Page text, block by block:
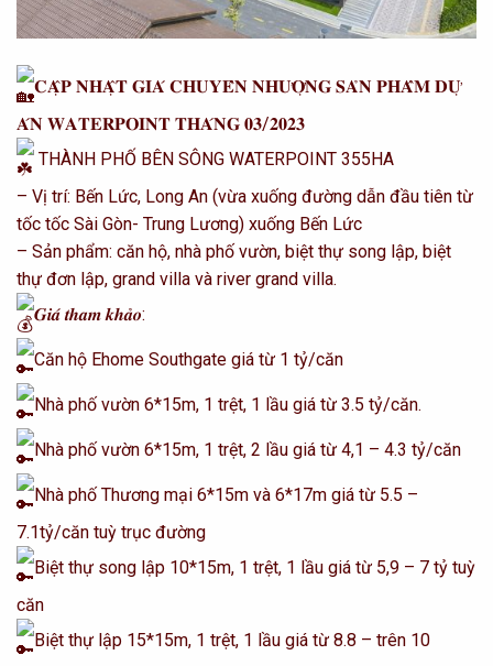
𝐂𝐀̣̂𝐏 𝐍𝐇𝐀̣̂𝐓 𝐆𝐈𝐀́ 𝐂𝐇𝐔𝐘𝐄̂̉𝐍 𝐍𝐇𝐔̛𝐎̛̣𝐍𝐆 𝐒𝐀̉𝐍 𝐏𝐇𝐀̂̉𝐌 𝐃𝐔̛̣
𝐀́𝐍 𝐖𝐀𝐓𝐄𝐑𝐏𝐎𝐈𝐍𝐓 𝐓𝐇𝐀́𝐍𝐆 𝟎𝟑/𝟐𝟎𝟐𝟑
THÀNH PHỐ BÊN SÔNG WATERPOINT 355HA
– Vị trí: Bến Lức, Long An (vừa xuống đường dẫn đầu tiên từ
tốc tốc Sài Gòn- Trung Lương) xuống Bến Lức
– Sản phẩm: căn hộ, nhà phố vườn, biệt thự song lập, biệt
thự đơn lập, grand villa và river grand villa.
𝑮𝒊𝒂́ 𝒕𝒉𝒂𝒎 𝒌𝒉𝒂̉𝒐:
Căn hộ Ehome Southgate giá từ 1 tỷ/căn
Nhà phố vườn 6*15m, 1 trệt, 1 lầu giá từ 3.5 tỷ/căn.
Nhà phố vườn 6*15m, 1 trệt, 2 lầu giá từ 4,1 – 4.3 tỷ/căn
Nhà phố Thương mại 6*15m và 6*17m giá từ 5.5 –
7.1tỷ/căn tuỳ trục đường
Biệt thự song lập 10*15m, 1 trệt, 1 lầu giá từ 5,9 – 7 tỷ tuỳ
căn
Biệt thự lập 15*15m, 1 trệt, 1 lầu giá từ 8.8 – trên 10